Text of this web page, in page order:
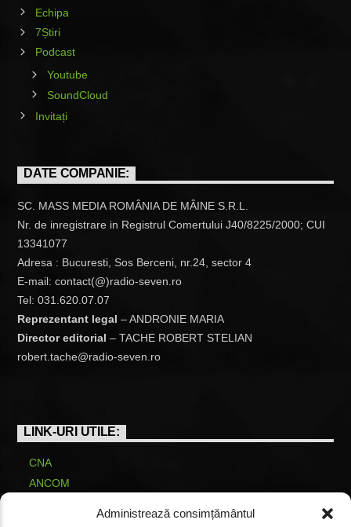
Administrează consimțământul
Echipa
7Știri
Podcast
Youtube
SoundCloud
Invitați
DATE COMPANIE:
SC. MASS MEDIA ROMÂNIA DE MÂINE S.R.L.
Nr. de inregistrare in Registrul Comertului J40/8225/2000; CUI
13341077
Adresa : Bucuresti, Sos Berceni, nr.24, sector 4
E-mail: contact(@)radio-seven.ro
Tel: 031.620.07.07
Reprezentant legal – ANDRONIE MARIA
Director editorial – TACHE ROBERT STELIAN
robert.tache@radio-seven.ro
LINK-URI UTILE:
CNA
ANCOM